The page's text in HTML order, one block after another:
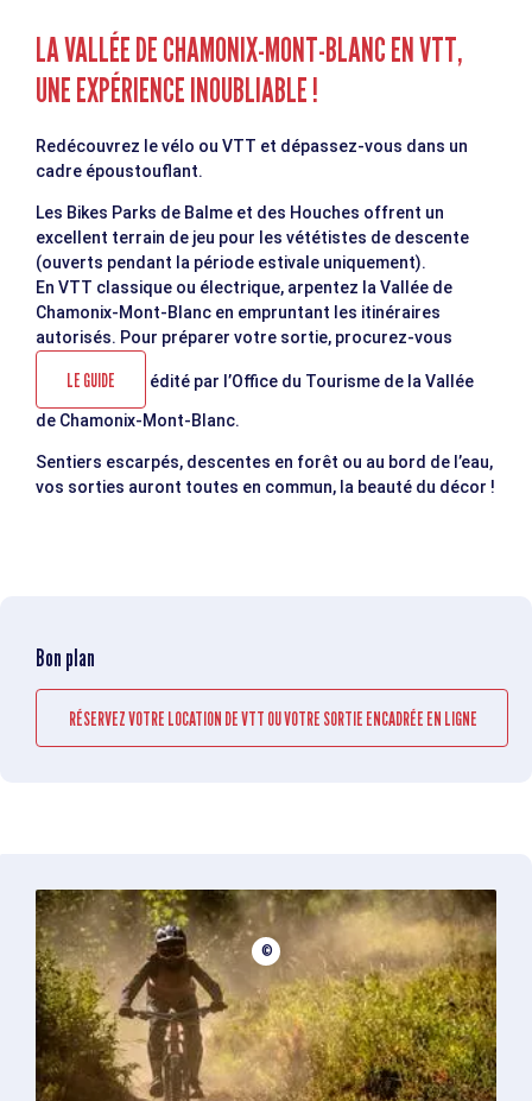
LA VALLÉE DE CHAMONIX-MONT-BLANC EN VTT,
UNE EXPÉRIENCE INOUBLIABLE !
Redécouvrez le vélo ou VTT et dépassez-vous dans un
cadre époustouflant.
Les Bikes Parks de Balme et des Houches offrent un
excellent terrain de jeu pour les vététistes de descente
(ouverts pendant la période estivale uniquement).
En VTT classique ou électrique, arpentez la Vallée de
Chamonix-Mont-Blanc en empruntant les itinéraires
autorisés. Pour préparer votre sortie, procurez-vous
LE GUIDE édité par l’Office du Tourisme de la Vallée
de Chamonix-Mont-Blanc.
Sentiers escarpés, descentes en forêt ou au bord de l’eau,
vos sorties auront toutes en commun, la beauté du décor !
Bon plan
RÉSERVEZ VOTRE LOCATION DE VTT OU VOTRE SORTIE ENCADRÉE EN LIGNE
©